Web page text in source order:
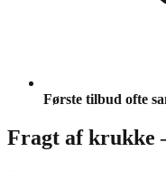
Første tilbud ofte
Fragt af krukke